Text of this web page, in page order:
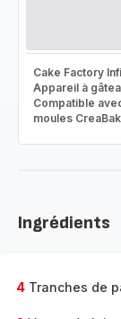
Cake Factory
Appareil à
Compatible
moules
Ingrédients
4 Tranches de